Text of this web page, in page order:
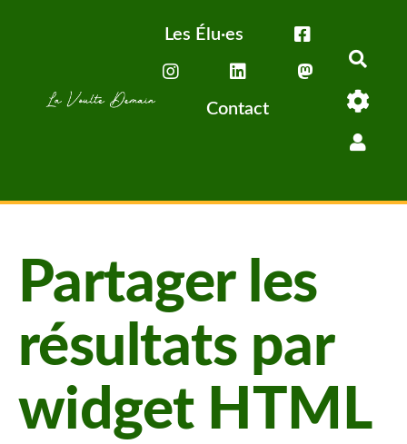
Aller au contenu principal
Les Élu·es
Contact
Partager les
résultats par
widget HTML